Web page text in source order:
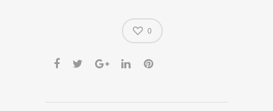
0